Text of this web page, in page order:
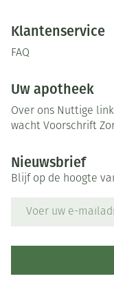
Klantenservice
FAQ
Uw apotheek
Over ons Nuttige
wacht Voorschrift
Nieuwsbrief
Blijf op de hoogte